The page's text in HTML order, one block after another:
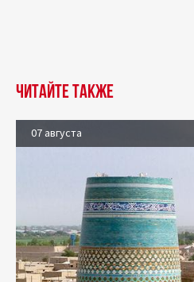
Читайте также
07 августа